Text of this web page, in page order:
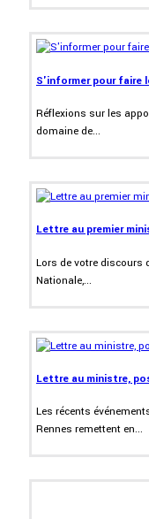
S'informer pour faire
Réflexions sur les
domaine de...
Lettre au premier
Lors de votre discours
Nationale,...
Lettre au ministre,
Les récents
Rennes remettent en...